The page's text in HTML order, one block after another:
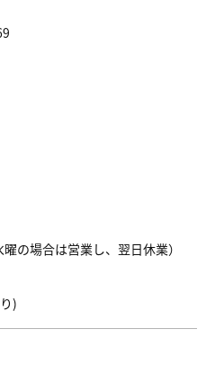
の場合は営業し、翌日休業）
)